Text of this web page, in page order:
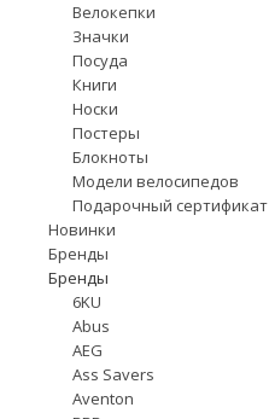
Велокепки
Значки
Посуда
Книги
Носки
Постеры
Блокноты
Модели велосипедов
Подарочный сертификат
Новинки
Бренды
Бренды
6KU
Abus
AEG
Ass Savers
Aventon